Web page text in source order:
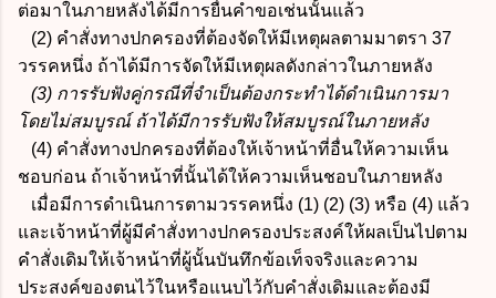
ต่อมาในภายหลังได้มีการยื่นคำขอเช่นนั้นแล้ว
(2) คำสั่งทางปกครองที่ต้องจัดให้มีเหตุผลตามมาตรา 37
วรรคหนึ่ง ถ้าได้มีการจัดให้มีเหตุผลดังกล่าวในภายหลัง
(3) การรับฟังคู่กรณีที่จำเป็นต้องกระทำได้ดำเนินการมา
โดยไม่สมบูรณ์ ถ้าได้มีการรับฟังให้สมบูรณ์ในภายหลัง
(4) คำสั่งทางปกครองที่ต้องให้เจ้าหน้าที่อื่นให้ความเห็น
ชอบก่อน ถ้าเจ้าหน้าที่นั้นได้ให้ความเห็นชอบในภายหลัง
เมื่อมีการดำเนินการตามวรรคหนึ่ง (1) (2) (3) หรือ (4) แล้ว
และเจ้าหน้าที่ผู้มีคำสั่งทางปกครองประสงค์ให้ผลเป็นไปตาม
คำสั่งเดิมให้เจ้าหน้าที่ผู้นั้นบันทึกข้อเท็จจริงและความ
ประสงค์ของตนไว้ในหรือแนบไว้กับคำสั่งเดิมและต้องมี